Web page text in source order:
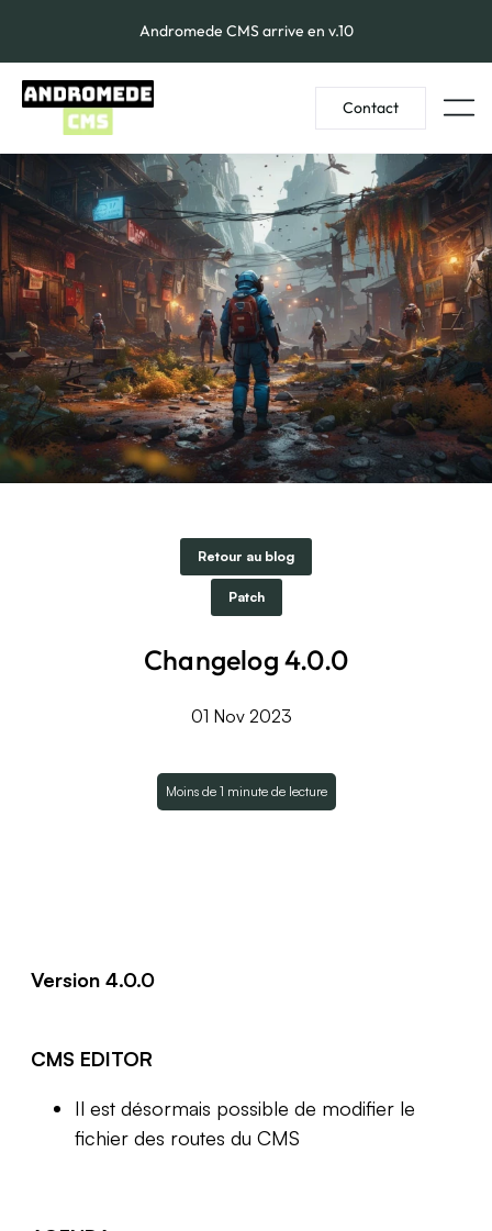
Andromede CMS arrive en v.10
Contact
Retour au blog
Patch
Changelog 4.0.0
01 Nov 2023
Moins de 1 minute de lecture
Version 4.0.0
CMS EDITOR
Il est désormais possible de modifier le
fichier des routes du CMS